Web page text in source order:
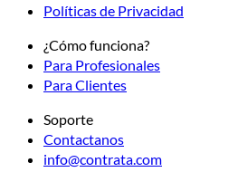
Políticas de Privacidad
¿Cómo funciona?
Para Profesionales
Para Clientes
Soporte
Contactanos
info@contrata.com